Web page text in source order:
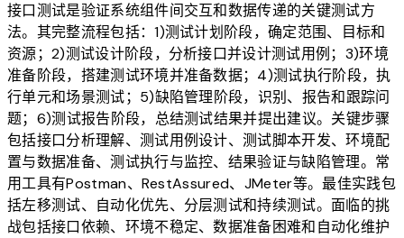
接口测试是验证系统组件间交互和数据传递的关键测试方
法。其完整流程包括：1)测试计划阶段，确定范围、目标和
资源；2)测试设计阶段，分析接口并设计测试用例；3)环境
准备阶段，搭建测试环境并准备数据；4)测试执行阶段，执
行单元和场景测试；5)缺陷管理阶段，识别、报告和跟踪问
题；6)测试报告阶段，总结测试结果并提出建议。关键步骤
包括接口分析理解、测试用例设计、测试脚本开发、环境配
置与数据准备、测试执行与监控、结果验证与缺陷管理。常
用工具有Postman、RestAssured、JMeter等。最佳实践包
括左移测试、自动化优先、分层测试和持续测试。面临的挑
战包括接口依赖、环境不稳定、数据准备困难和自动化维护